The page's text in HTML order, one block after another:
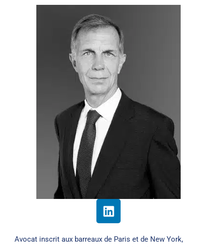
Avocat inscrit aux barreaux de Paris et de New York,